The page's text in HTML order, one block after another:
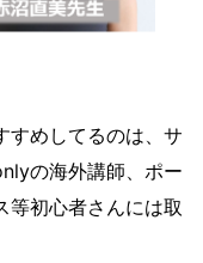
すめしてるのは、サ
の海外講師、ポー
等初心者さんには取